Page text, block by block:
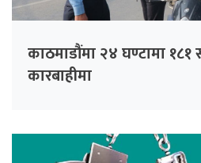
काठमाडौंमा २४ घण्टामा
कारबाहीमा